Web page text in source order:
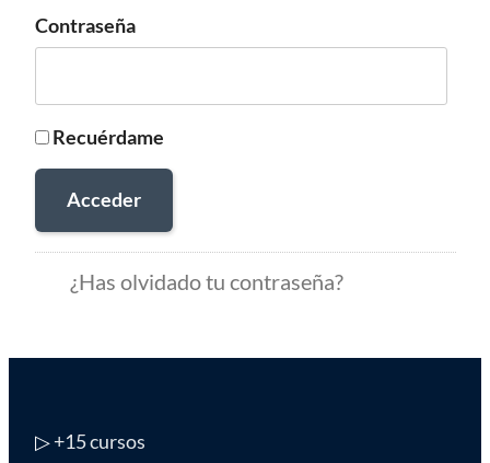
Contraseña
Recuérdame
Acceder
¿Has olvidado tu contraseña?
▷+15 cursos